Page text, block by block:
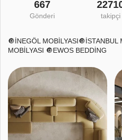
667
Gönderi takipçi
🔘İNEGÖL MOBİLYASI🔘İSTANBUL
MOBİLYASI 🔘EWOS BEDDİNG